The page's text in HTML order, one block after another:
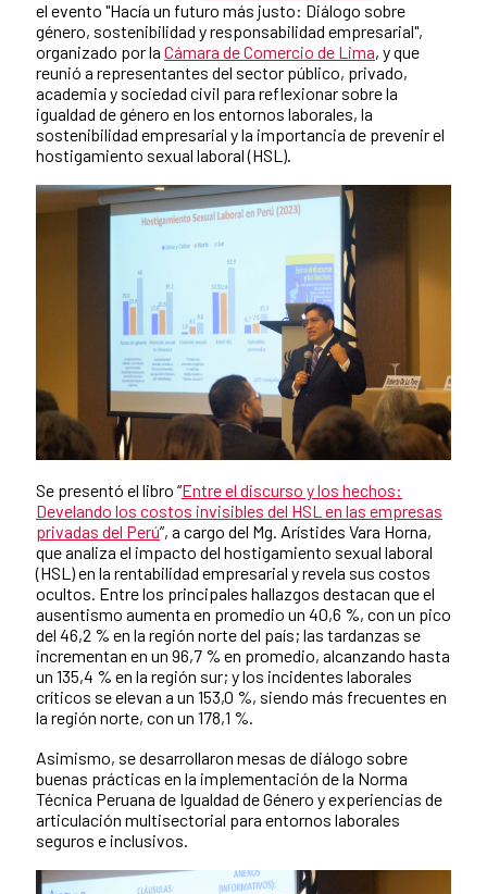
el evento "Hacía un futuro más justo: Diálogo sobre
género, sostenibilidad y responsabilidad empresarial",
organizado por la Cámara de Comercio de Lima, y que
reunió a representantes del sector público, privado,
academia y sociedad civil para reflexionar sobre la
igualdad de género en los entornos laborales, la
sostenibilidad empresarial y la importancia de prevenir el
hostigamiento sexual laboral (HSL).
Se presentó el libro “Entre el discurso y los hechos:
Develando los costos invisibles del HSL en las empresas
privadas del Perú”, a cargo del Mg. Arístides Vara Horna,
que analiza el impacto del hostigamiento sexual laboral
(HSL) en la rentabilidad empresarial y revela sus costos
ocultos. Entre los principales hallazgos destacan que el
ausentismo aumenta en promedio un 40,6 %, con un pico
del 46,2 % en la región norte del país; las tardanzas se
incrementan en un 96,7 % en promedio, alcanzando hasta
un 135,4 % en la región sur; y los incidentes laborales
críticos se elevan a un 153,0 %, siendo más frecuentes en
la región norte, con un 178,1 %.
Asimismo, se desarrollaron mesas de diálogo sobre
buenas prácticas en la implementación de la Norma
Técnica Peruana de Igualdad de Género y experiencias de
articulación multisectorial para entornos laborales
seguros e inclusivos.